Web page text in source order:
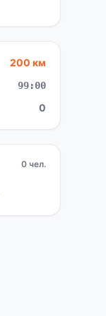
200 км
99:00
0
0 чел.